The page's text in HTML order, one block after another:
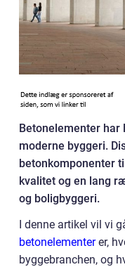
Betonelementer
moderne byggeri.
betonkomponenter
kvalitet og en lang
og boligbyggeri.
I denne artikel vil vi
betonelementerer,
byggebranchen, og